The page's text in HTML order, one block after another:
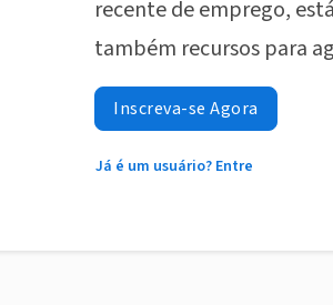
recente de emprego,
também recursos para
Inscreva-se Agora
Já é um usuário? Entre